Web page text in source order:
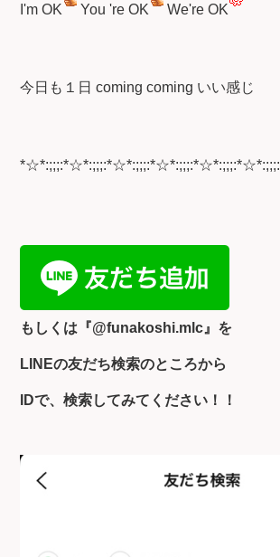
I'm OK You 're OK We're OK
今日も１日 coming coming いい感じ
*☆*:;;;:*☆*:;;;:*☆*:;;;:*☆*:;;;:*☆*:;;;:*☆*:;;;:
もしくは『@funakoshi.mlc』を
LINEの友だち検索のところから
IDで、検索してみてください！！